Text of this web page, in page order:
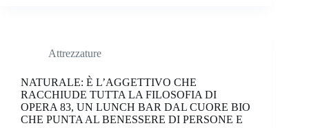
Attrezzature
NATURALE: È L’AGGETTIVO CHE
RACCHIUDE TUTTA LA FILOSOFIA DI
OPERA 83, UN LUNCH BAR DAL CUORE BIO
CHE PUNTA AL BENESSERE DI PERSONE E